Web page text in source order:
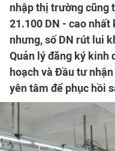
nhập thị trường cũng
21.100 DN - cao nhất
nhưng, số DN rút lui
Quản lý đăng ký kinh
hoạch và Đầu tư
yên tâm để phục hồi